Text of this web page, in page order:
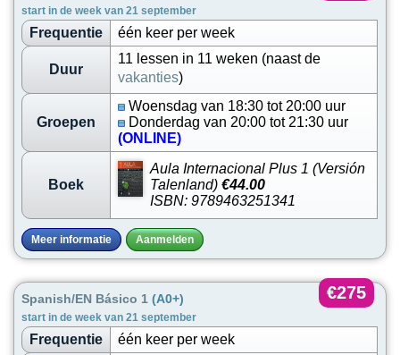
start in de week van 21 september
Frequentie één keer per week
Duur
11 lessen in 11 weken (naast de
vakanties)
Groepen
Woensdag van 18:30 tot 20:00 uur
Donderdag van 20:00 tot 21:30 uur
(ONLINE)
Boek
Aula Internacional Plus 1 (Versión
Talenland) €44.00
ISBN: 9789463251341
Meer informatie Aanmelden
Spanish/EN Básico 1 (A0+)
start in de week van 21 september
€275
Frequentie één keer per week